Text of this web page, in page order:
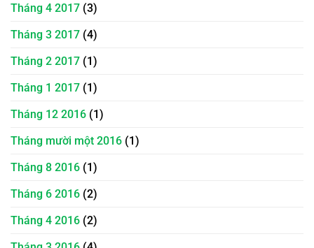
Tháng 4 2017 (3)
Tháng 3 2017 (4)
Tháng 2 2017 (1)
Tháng 1 2017 (1)
Tháng 12 2016 (1)
Tháng mười một 2016 (1)
Tháng 8 2016 (1)
Tháng 6 2016 (2)
Tháng 4 2016 (2)